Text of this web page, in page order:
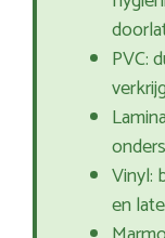
PVC:
Vinyl:
en